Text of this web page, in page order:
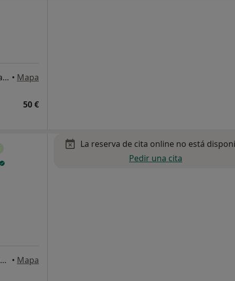
Calle de los Picos de Europa, 9, Rivas Vaciamadrid • Mapa
50 €
C. el Electrodo, 68, local f, Rivas Vaciamadrid • Mapa
La reserva de cita online no está
Pedir una cita